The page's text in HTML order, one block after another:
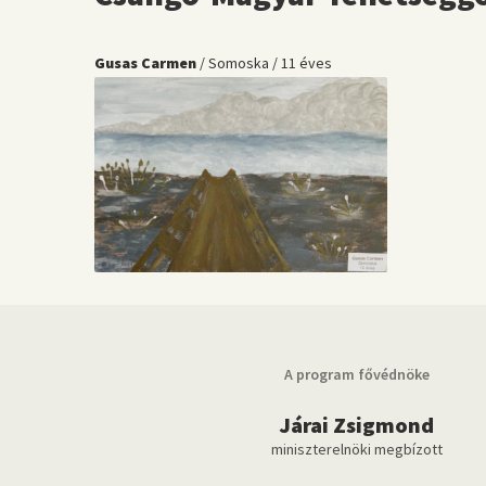
Gusas Carmen / Somoska / 11 éves
A program fővédnöke
Járai Zsigmond
miniszterelnöki megbízott